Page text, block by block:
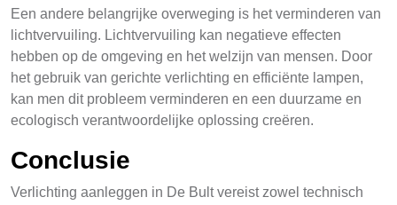
Een andere belangrijke overweging is het verminderen van
lichtvervuiling. Lichtvervuiling kan negatieve effecten
hebben op de omgeving en het welzijn van mensen. Door
het gebruik van gerichte verlichting en efficiënte lampen,
kan men dit probleem verminderen en een duurzame en
ecologisch verantwoordelijke oplossing creëren.
Conclusie
Verlichting aanleggen in De Bult vereist zowel technisch